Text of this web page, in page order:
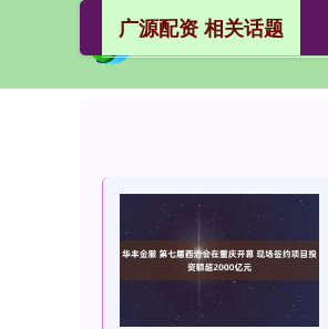
广源配资 相关话题